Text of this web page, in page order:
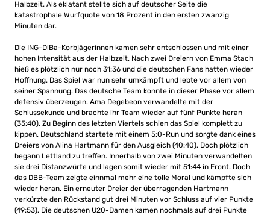
Halbzeit. Als eklatant stellte sich auf deutscher Seite die
katastrophale Wurfquote von 18 Prozent in den ersten zwanzig
Minuten dar.
Die ING-DiBa-Korbjägerinnen kamen sehr entschlossen und mit einer
hohen Intensität aus der Halbzeit. Nach zwei Dreiern von Emma Stach
hieß es plötzlich nur noch 31:36 und die deutschen Fans hatten wieder
Hoffnung. Das Spiel war nun sehr umkämpft und lebte vor allem von
seiner Spannung. Das deutsche Team konnte in dieser Phase vor allem
defensiv überzeugen. Ama Degebeon verwandelte mit der
Schlussekunde und brachte ihr Team wieder auf fünf Punkte heran
(35:40). Zu Beginn des letzten Viertels schien das Spiel komplett zu
kippen. Deutschland startete mit einem 5:0-Run und sorgte dank eines
Dreiers von Alina Hartmann für den Ausgleich (40:40). Doch plötzlich
begann Lettland zu treffen. Innerhalb von zwei Minuten verwandelten
sie drei Distanzwürfe und lagen somit wieder mit 51:44 in Front. Doch
das DBB-Team zeigte einnmal mehr eine tolle Moral und kämpfte sich
wieder heran. Ein erneuter Dreier der überragenden Hartmann
verkürzte den Rückstand gut drei Minuten vor Schluss auf vier Punkte
(49:53). Die deutschen U20-Damen kamen nochmals auf drei Punkte